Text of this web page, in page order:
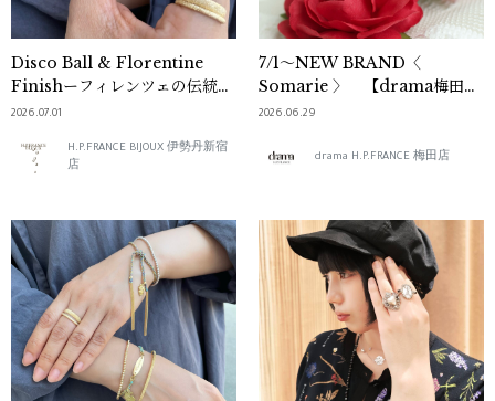
Disco Ball & Florentine
Finishーフィレンツェの伝統が
息づく輝き【 CAROLINA
2026.07.01
H.P.FRANCE BIJOUX 伊勢丹新宿
店
7/1～NEW BRAND〈
Somarie 〉 【drama梅田
店】
2026.06.29
drama H.P.FRANCE 梅田店